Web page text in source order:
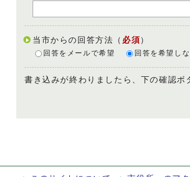
当市からの回答方法 （ 必須）
回答をメールで希望 回答を希望し
書き込みが終わりましたら、下の確認ボ